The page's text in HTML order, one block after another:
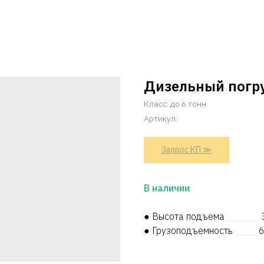
Дизельный
Класс: до 6 тонн
Артикул:
Запрос КП ≫
В наличии
● Высота подъема
● Грузоподъемность